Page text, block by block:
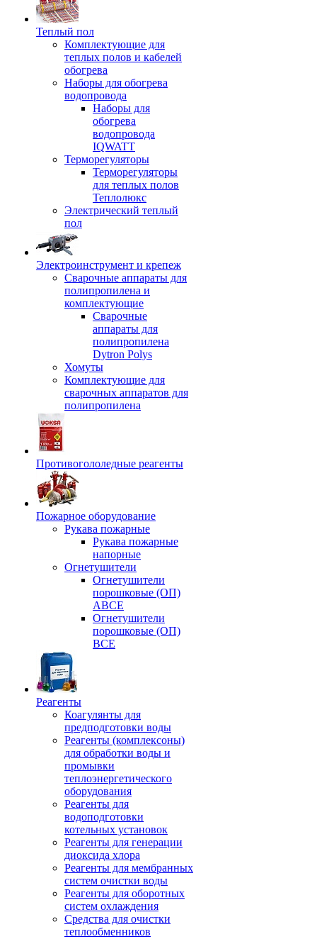
Теплый пол
Комплектующие для
теплых полов и кабелей
обогрева
Наборы для обогрева
водопровода
Наборы для
обогрева
водопровода
IQWATT
Терморегуляторы
Терморегуляторы
для теплых полов
Теплолюкс
Электрический теплый
пол
Электроинструмент и крепеж
Сварочные аппараты для
полипропилена и
комплектующие
Сварочные
аппараты для
полипропилена
Dytron Polys
Хомуты
Комплектующие для
сварочных аппаратов для
полипропилена
Противогололедные реагенты
Пожарное оборудование
Рукава пожарные
Рукава пожарные
напорные
Огнетушители
Огнетушители
порошковые (ОП)
АВСЕ
Огнетушители
порошковые (ОП)
ВСЕ
Реагенты
Коагулянты для
предподготовки воды
Реагенты (комплексоны)
для обработки воды и
промывки
теплоэнергетического
оборудования
Реагенты для
водоподготовки
котельных установок
Реагенты для генерации
диоксида хлора
Реагенты для мембранных
систем очистки воды
Реагенты для оборотных
систем охлаждения
Средства для очистки
теплообменников